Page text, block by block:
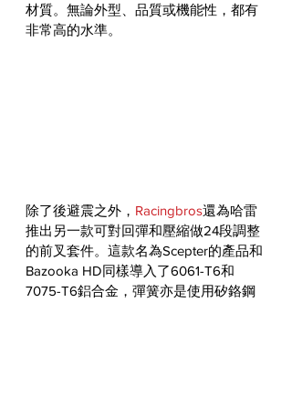
材質。無論外型、品質或機能性，都有
非常高的水準。
除了後避震之外， Racingbros還為哈雷
推出另一款可對回彈和壓縮做24段調整
的前叉套件。這款名為Scepter的產品和
Bazooka HD同樣導入了6061-T6和
7075-T6鋁合金，彈簧亦是使用矽鉻鋼